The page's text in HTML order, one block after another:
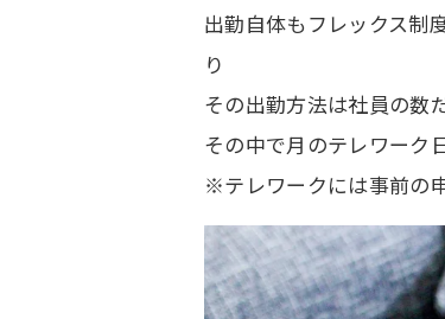
出勤自体もフレックス制
り
その出勤方法は社員の数
その中で月のテレワーク
※テレワークには事前の